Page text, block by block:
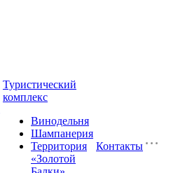
Туристический
комплекс
Винодельня
Шампанерия
Территория
«Золотой
Контакты